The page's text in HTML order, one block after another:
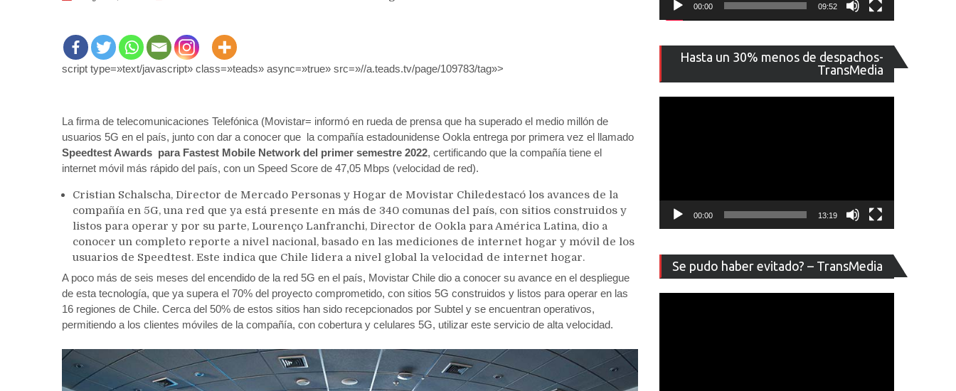
script type=»text/javascript» class=»teads» async=»true» src=»//a.teads.tv/page/109783/tag»>
La firma de telecomunicaciones Telefónica (Movistar= informó en rueda de prensa que ha superado el medio millón de
usuarios 5G en el país, junto con dar a conocer que la compañía estadounidense Ookla entrega por primera vez el llamado
Speedtest Awards para Fastest Mobile Network del primer semestre 2022, certificando que la compañía tiene el
internet móvil más rápido del país, con un Speed Score de 47,05 Mbps (velocidad de red).
Cristian Schalscha, Director de Mercado Personas y Hogar de Movistar Chiledestacó los avances de la
compañía en 5G, una red que ya está presente en más de 340 comunas del país, con sitios construidos y
listos para operar y por su parte, Lourenço Lanfranchi, Director de Ookla para América Latina, dio a
conocer un completo reporte a nivel nacional, basado en las mediciones de internet hogar y móvil de los
usuarios de Speedtest. Este indica que Chile lidera a nivel global la velocidad de internet hogar.
A poco más de seis meses del encendido de la red 5G en el país, Movistar Chile dio a conocer su avance en el despliegue
de esta tecnología, que ya supera el 70% del proyecto comprometido, con sitios 5G construidos y listos para operar en las
16 regiones de Chile. Cerca del 50% de estos sitios han sido recepcionados por Subtel y se encuentran operativos,
permitiendo a los clientes móviles de la compañía, con cobertura y celulares 5G, utilizar este servicio de alta velocidad.
00:00 09:52
Hasta un 30% menos de despachos-
TransMedia
de
vídeo
00:00 13:19
Se pudo haber evitado? – TransMedia
de
vídeo